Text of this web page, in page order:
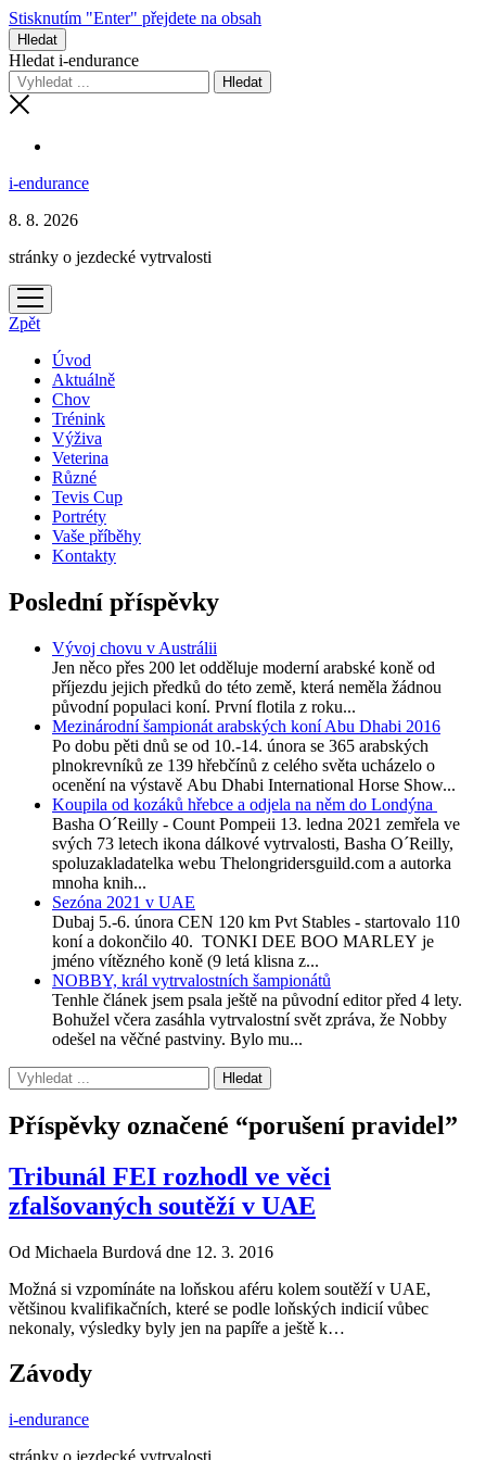
Stisknutím "Enter" přejdete na obsah
Hledat
Hledat i-endurance
i-endurance
8. 8. 2026
stránky o jezdecké vytrvalosti
otevřít
menu
Zpět
Úvod
Aktuálně
Chov
Trénink
Výživa
Veterina
Různé
Tevis Cup
Portréty
Vaše příběhy
Kontakty
Poslední příspěvky
Vývoj chovu v Austrálii
Jen něco přes 200 let odděluje moderní arabské koně od
příjezdu jejich předků do této země, která neměla žádnou
původní populaci koní. První flotila z roku...
Mezinárodní šampionát arabských koní Abu Dhabi 2016
Po dobu pěti dnů se od 10.-14. února se 365 arabských
plnokrevníků ze 139 hřebčínů z celého světa ucházelo o
ocenění na výstavě Abu Dhabi International Horse Show...
Koupila od kozáků hřebce a odjela na něm do Londýna
Basha O´Reilly - Count Pompeii 13. ledna 2021 zemřela ve
svých 73 letech ikona dálkové vytrvalosti, Basha O´Reilly,
spoluzakladatelka webu Thelongridersguild.com a autorka
mnoha knih...
Sezóna 2021 v UAE
Dubaj 5.-6. února CEN 120 km Pvt Stables - startovalo 110
koní a dokončilo 40. TONKI DEE BOO MARLEY je
jméno vítězného koně (9 letá klisna z...
NOBBY, král vytrvalostních šampionátů
Tenhle článek jsem psala ještě na původní editor před 4 lety.
Bohužel včera zasáhla vytrvalostní svět zpráva, že Nobby
odešel na věčné pastviny. Bylo mu...
Příspěvky označené “porušení pravidel”
Tribunál FEI rozhodl ve věci
zfalšovaných soutěží v UAE
Od Michaela Burdová dne 12. 3. 2016
Možná si vzpomínáte na loňskou aféru kolem soutěží v UAE,
většinou kvalifikačních, které se podle loňských indicií vůbec
nekonaly, výsledky byly jen na papíře a ještě k…
Závody
i-endurance